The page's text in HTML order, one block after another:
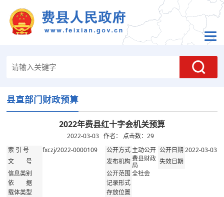
县直部门财政预算
2022年费县红十字会机关预算
2022-03-03 作者： 点击数： 29
索 引 号 fxczj/2022-0000109 公开方式 主动公开 公开日期2022-03-03
文 号 发布机构费县财政
局
失效日期
信息类别
公开范围全社会
依 据
记录形式
载体类型
存放位置